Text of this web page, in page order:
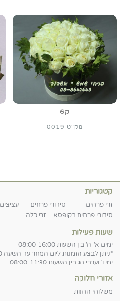
ק6
מק"ט 0019
קטגוריות
זרי פרחים סידורי פרחים עציצים
סידורי פרחים בקופסא
זרי כלה
שעות פעילות
ימים א׳-ה׳ בין השעות 08:00-16:00
*ניתן לבצע הזמנות ליום המחר עד השעה 20:00
ימי ו` וערבי חג בין השעות 08:00-11:30
אזורי חלוקה
משלוחי החנות